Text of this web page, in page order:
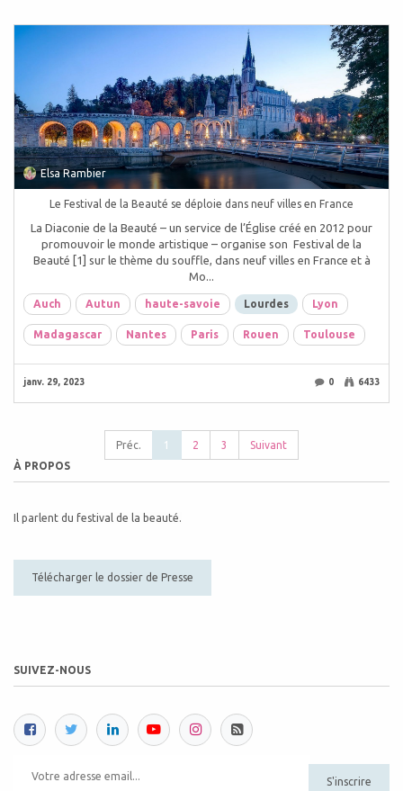
Elsa Rambier
Le Festival de la Beauté se déploie dans neuf villes en France
La Diaconie de la Beauté – un service de l’Église créé en 2012 pour
promouvoir le monde artistique – organise son Festival de la
Beauté [1] sur le thème du souffle, dans neuf villes en France et à
Mo...
Auch Autun haute-savoie Lourdes Lyon
Madagascar Nantes Paris Rouen Toulouse
janv. 29, 2023 0 6433
Préc. 1 2 3
Suivant
À PROPOS
Il parlent du festival de la beauté.
Télécharger le dossier de Presse
SUIVEZ-NOUS
S'inscrire